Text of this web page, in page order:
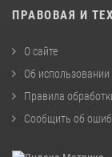
ПРАВОВАЯ И
О сайте
Об
Правила
Сообщить об